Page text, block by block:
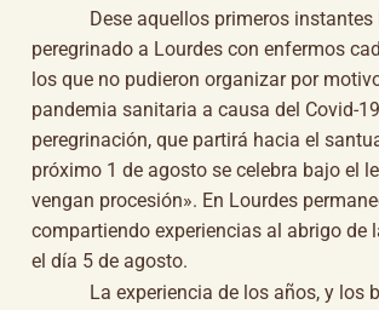
Dese aquellos primeros instantes
peregrinado a Lourdes con enfermos
los que no pudieron organizar por
pandemia sanitaria a causa del Covid-
peregrinación, que partirá hacia el
próximo 1 de agosto se celebra bajo el
vengan procesión». En Lourdes
compartiendo experiencias al abrigo de
el día 5 de agosto.
La experiencia de los años, y los